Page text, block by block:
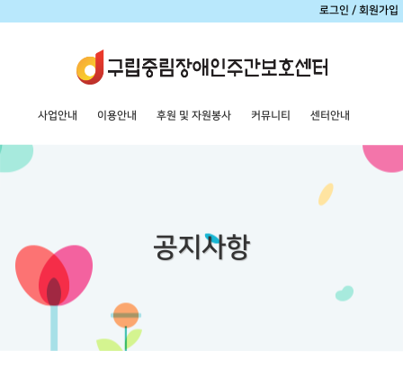
로그인 /회원가입
사업안내 이용안내 후원 및 자원봉사 커뮤니티 센터안내
공지사항